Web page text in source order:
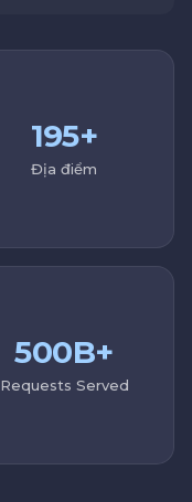
195+
Địa điểm
500B+
Requests Served